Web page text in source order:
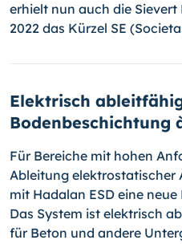
erhielt nun auch die Sievert
2022 das Kürzel SE
Elektrisch
Bodenbeschichtung
Für Bereiche mit hohen
Ableitung elektrosta­ti­scher
mit Hadalan ESD eine
Das System ist elektrisch
für Beton und andere